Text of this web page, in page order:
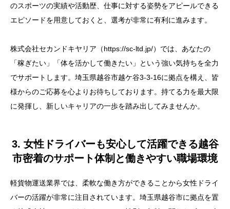
のスポーツの実績や活動歴、仕事に対する姿勢をアピールできる
エピソードを用意しておくと、選考が非常に有利に進みます。
株式会社セカンドキヤリア（https://sc-ltd.jp/）では、あなたの
「稼ぎたい」「体を活かして働きたい」という強い気持ちを全力
でサポートします。埼玉県越谷市越ケ谷3-3-16に拠点を構え、皆
様からのご応募を心よりお待ちしております。持てる力を最大限
に発揮し、新しいキャリアの一歩を踏み出してみませんか。
3. 女性ドライバーも安心して活躍できる越谷
市密着のサポート体制と働きやすい職場環境
軽貨物運送業界では、柔軟な働き方ができることから女性ドライ
バーの活躍が非常に注目されています。埼玉県越谷市に拠点を置